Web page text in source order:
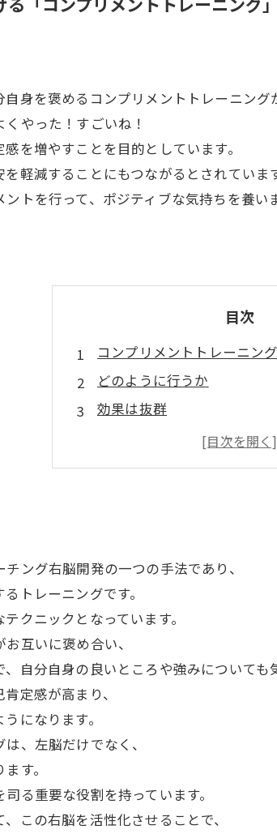
身を褒めるコンプリメントトレーニング
やった！すごいね！
を増やすことを目的としています。
軽減することにもつながるとされています
トを行って、ポジティブな気持ちを養い
目次
コンプリメントトレーニン
どのように行うか
効果は抜群
褒めることの大切さ
日々の生活に取り入れてみ
ング右脳開発の一つの手法であり、
トレーニングです。
クニックとなっています。
互いに褒め合い、
自分自身の良いところや強みについても
定感が高まり、
になります。
、左脳だけでなく、
す。
る重要な役割を持っています。
この右脳を活性化させることで、